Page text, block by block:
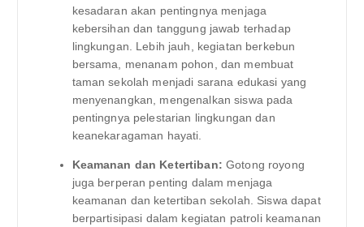
kesadaran akan pentingnya menjaga
kebersihan dan tanggung jawab terhadap
lingkungan. Lebih jauh, kegiatan berkebun
bersama, menanam pohon, dan membuat
taman sekolah menjadi sarana edukasi yang
menyenangkan, mengenalkan siswa pada
pentingnya pelestarian lingkungan dan
keanekaragaman hayati.
Keamanan dan Ketertiban: Gotong royong
juga berperan penting dalam menjaga
keamanan dan ketertiban sekolah. Siswa dapat
berpartisipasi dalam kegiatan patroli keamanan